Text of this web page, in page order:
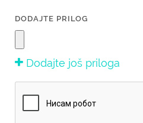
DODAJTE PRILOG
Dodajte još priloga